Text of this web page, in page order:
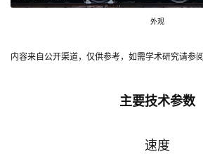
外观
内容来自公开渠道，仅供参考，如需学术研究请参阅
主要技术参数
速度